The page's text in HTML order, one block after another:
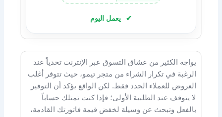
يعمل اليوم
يواجه الكثير من عشاق التسوق عبر الإنترنت تحدياً عند
الرغبة في تكرار الشراء من متجر تيمو، حيث تتوفر أغلب
العروض للعملاء الجدد فقط. لكن الواقع يؤكد أن التوفير
لا يتوقف عند الطلبية الأولى؛ فإذا كنت تمتلك حساباً
بالفعل وتبحث عن وسيلة لخفض قيمة فاتورتك القادمة،